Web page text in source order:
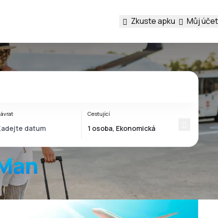
Zkuste apku Můj účet
Cestující